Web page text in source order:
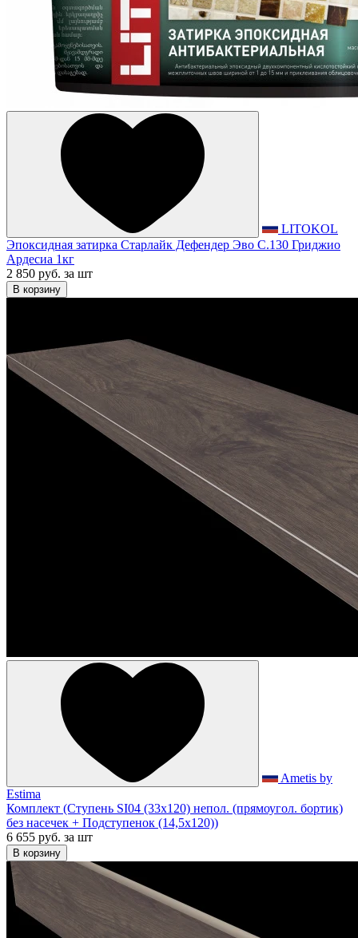
LITOKOL
Эпоксидная затирка Старлайк Дефендер Эво С.130 Гриджио
Ардесиа 1кг
2 850 руб. за шт
В корзину
Ametis by
Estima
Комплект (Ступень SI04 (33x120) непол. (прямоугол. бортик)
без насечек + Подступенок (14,5x120))
6 655 руб. за шт
В корзину